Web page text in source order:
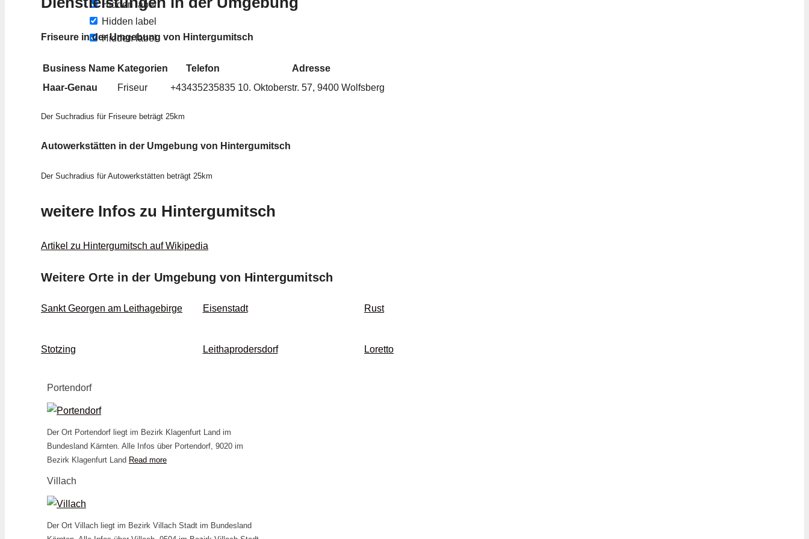
Hidden label
Hidden label
Hidden label
Friseure in der Umgebung von Hintergumitsch
Business Name Kategorien Telefon
Adresse
Haar-Genau
Friseur +43435235835 10. Oktoberstr. 57, 9400 Wolfsberg
Der Suchradius für Friseure beträgt 25km
Autowerkstätten in der Umgebung von Hintergumitsch
Der Suchradius für Autowerkstätten beträgt 25km
weitere Infos zu Hintergumitsch
Artikel zu Hintergumitsch auf Wikipedia
Weitere Orte in der Umgebung von Hintergumitsch
Sankt Georgen am Leithagebirge Eisenstadt Rust
Stotzing Leithaprodersdorf Loretto
Portendorf
Der Ort Portendorf liegt im Bezirk Klagenfurt Land im
Bundesland Kärnten. Alle Infos über Portendorf, 9020 im
Bezirk Klagenfurt Land Read more
Villach
Der Ort Villach liegt im Bezirk Villach Stadt im Bundesland